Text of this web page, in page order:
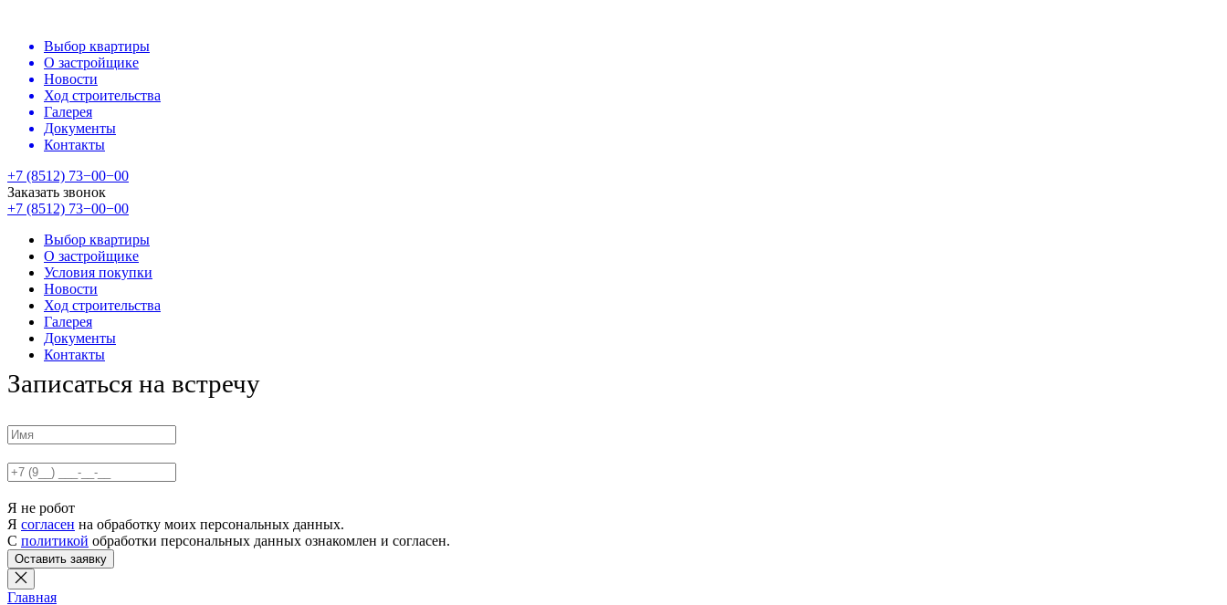
Выбор квартиры
О застройщике
Новости
Ход строительства
Галерея
Документы
Контакты
+7 (8512) 73−00−00
Заказать звонок
+7 (8512) 73−00−00
Выбор квартиры
О застройщике
Условия покупки
Новости
Ход строительства
Галерея
Документы
Контакты
Записаться на встречу
Я не робот
Я согласен на обработку моих персональных данных.
С политикой обработки персональных данных ознакомлен и согласен.
Главная